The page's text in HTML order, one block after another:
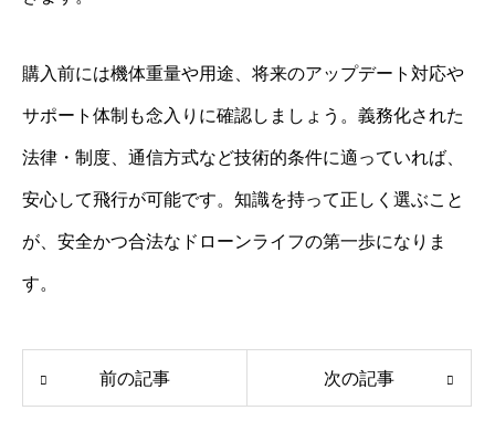
購入前には機体重量や用途、将来のアップデート対応や
サポート体制も念入りに確認しましょう。義務化された
法律・制度、通信方式など技術的条件に適っていれば、
安心して飛行が可能です。知識を持って正しく選ぶこと
が、安全かつ合法なドローンライフの第一歩になりま
す。
前の記事 次の記事